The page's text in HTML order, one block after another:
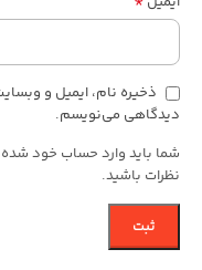
ذخیره نام، ایمیل و
دیدگاهی می‌نویسم.
شما باید وارد حساب خود شده
نظرات باشید.